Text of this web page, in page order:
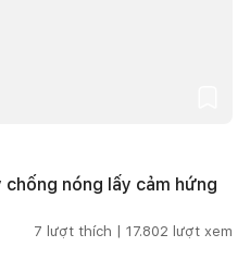
chống nóng lấy cảm hứng
7 lượt thích | 17.802 lượt xem